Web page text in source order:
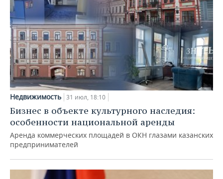
Недвижимость 31 июл, 18:10
Бизнес в объекте культурного наследия:
особенности национальной аренды
Аренда коммерческих площадей в ОКН глазами казанских
предпринимателей